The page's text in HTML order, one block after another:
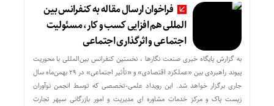
فراخوان ارسال مقاله به کنفرانس بین
المللی هم افزایی کسب و کار، مسئولیت
اجتماعی و اثرگذاری اجتماعی
به گزارش پایگاه خبری صنعت نگارها ، نخستین کنفرانس بین‌المللی با محوریت
پیوند راهبردی بین «عملکرد اقتصادی» و «تأثیر اجتماعی» در ۲۹ بهمن‌ماه سال
جاری برگزار خواهد شد. این رویداد علمی-تخصصی که توسط انجمن نوآوران
زیست پاک و مرکز خدمات مشاوره ای مدیریت و امور بازرگانی سپهر تجارت